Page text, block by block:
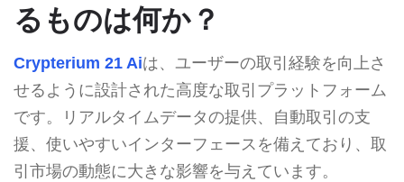
るものは何か？
Crypterium 21 Aiは、ユーザーの取引経験を向上さ
せるように設計された高度な取引プラットフォーム
です。リアルタイムデータの提供、自動取引の支
援、使いやすいインターフェースを備えており、取
引市場の動態に大きな影響を与えています。